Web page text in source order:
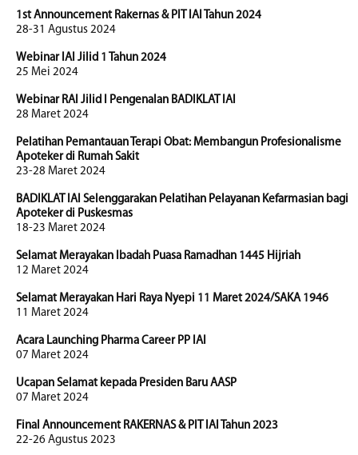
1st Announcement Rakernas & PIT IAI Tahun 2024
28-31 Agustus 2024
Webinar IAI Jilid 1 Tahun 2024
25 Mei 2024
Webinar RAI Jilid I Pengenalan BADIKLAT IAI
28 Maret 2024
Pelatihan Pemantauan Terapi Obat: Membangun Profesionalisme
Apoteker di Rumah Sakit
23-28 Maret 2024
BADIKLAT IAI Selenggarakan Pelatihan Pelayanan Kefarmasian bagi
Apoteker di Puskesmas
18-23 Maret 2024
Selamat Merayakan Ibadah Puasa Ramadhan 1445 Hijriah
12 Maret 2024
Selamat Merayakan Hari Raya Nyepi 11 Maret 2024/SAKA 1946
11 Maret 2024
Acara Launching Pharma Career PP IAI
07 Maret 2024
Ucapan Selamat kepada Presiden Baru AASP
07 Maret 2024
Final Announcement RAKERNAS & PIT IAI Tahun 2023
22-26 Agustus 2023